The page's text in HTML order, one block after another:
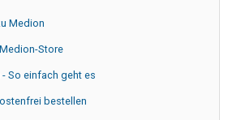
Medion
Store
So einfach geht es
bestellen